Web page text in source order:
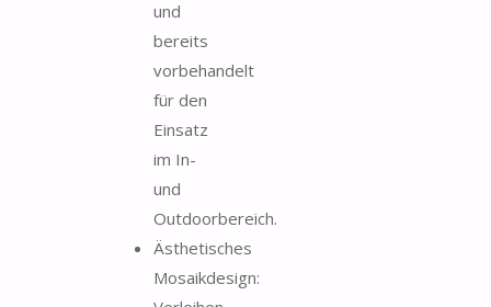
und
bereits
vorbehandelt
für den
Einsatz
im In-
und
Outdoorbereich.
Ästhetisches
Mosaikdesign: